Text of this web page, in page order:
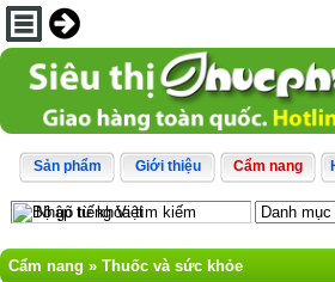
Sản phẩm Giới thiệu Cẩm nang
Cẩm nang » Thuốc và sức khỏe